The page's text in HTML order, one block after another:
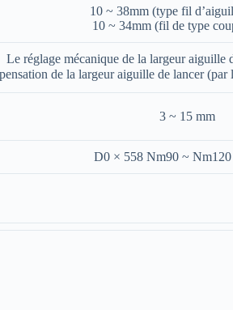
10 ~ 38mm (type fil
10 ~ 34mm (fil de type
Le réglage mécanique de la largeur aiguille
de la largeur aiguille de lancer
3 ~ 15 mm
D0 × 558 Nm90 ~ Nm120